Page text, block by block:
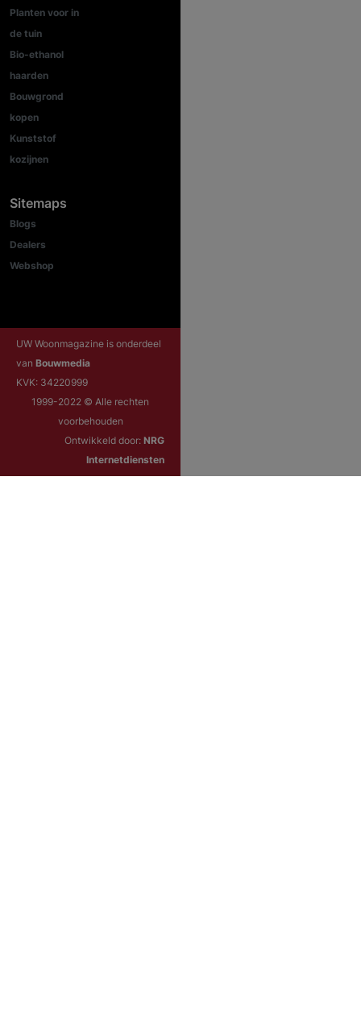
Planten voor in
de tuin
Bio-ethanol
haarden
Bouwgrond
kopen
Kunststof
kozijnen
Sitemaps
Blogs
Dealers
Webshop
UW Woonmagazine is onderdeel
van Bouwmedia
KVK: 34220999
1999-2022 © Alle rechten
voorbehouden
Ontwikkeld door: NRG
Internetdiensten